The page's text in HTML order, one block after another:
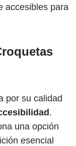
accesibles para
por su calidad
.
una opción
esencial